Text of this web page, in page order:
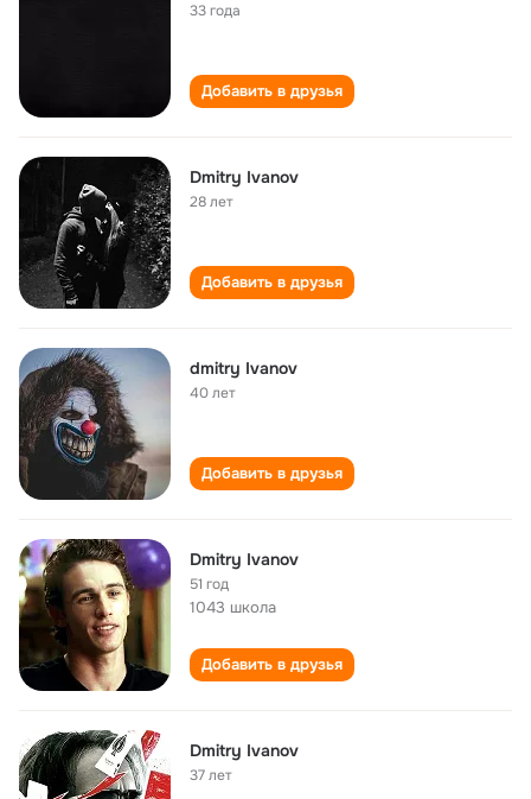
33 года
Добавить в друзья
Dmitry Ivanov
28 лет
Добавить в друзья
dmitry Ivanov
40 лет
Добавить в друзья
Dmitry Ivanov
51 год
1043 школа
Добавить в друзья
Dmitry Ivanov
37 лет